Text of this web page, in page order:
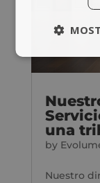
una
by
Nuestro